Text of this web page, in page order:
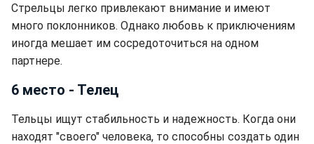
Стрельцы легко привлекают внимание и имеют
много поклонников. Однако любовь к приключениям
иногда мешает им сосредоточиться на одном
партнере.
6 место - Телец
Тельцы ищут стабильность и надежность. Когда они
находят "своего" человека, то способны создать один